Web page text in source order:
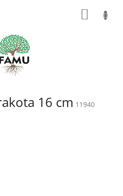
16 cm 11940